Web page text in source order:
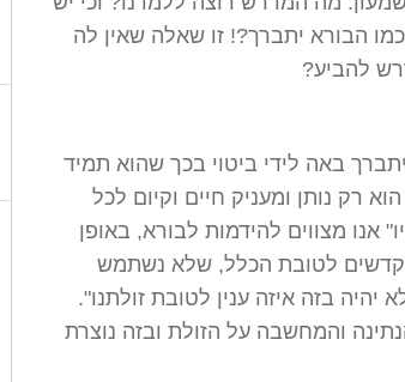
הבורא יתברך?! זו שאלה שאין לה
להביע?
באה לידי ביטוי בכך שהוא תמיד
רק נותן ומעניק חיים וקיום לכל
אנו מצווים להידמות לבורא, באופן
לטובת הכלל, שלא נשתמש
בזה איזה ענין לטובת זולתנו".
והמחשבה על הזולת ובזה נוצרת